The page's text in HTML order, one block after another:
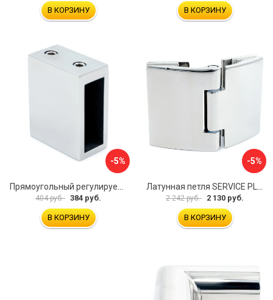
В КОРЗИНУ В КОРЗИНУ
-5%
Прямоугольный регулируемый коннектор трек-стена SERVICE PLUS CK-106D30-PC
404 руб. 384 руб.
В КОРЗИНУ
-5%
Латунная петля SERVICE PLUS CL-905-PC
2 242 руб. 2 130 руб.
В КОРЗИНУ